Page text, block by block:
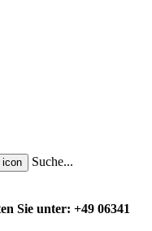
Suche...
Sie unter: +49 06341